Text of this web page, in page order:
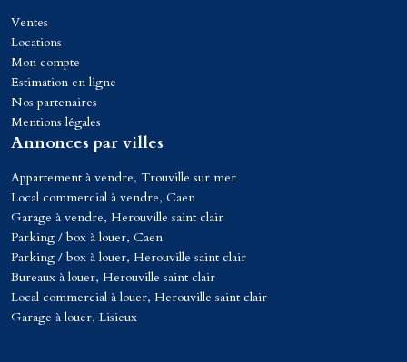
Ventes
Locations
Mon compte
Estimation en ligne
Nos partenaires
Mentions légales
Annonces par villes
Appartement à vendre, Trouville sur mer
Local commercial à vendre, Caen
Garage à vendre, Herouville saint clair
Parking / box à louer, Caen
Parking / box à louer, Herouville saint clair
Bureaux à louer, Herouville saint clair
Local commercial à louer, Herouville saint clair
Garage à louer, Lisieux